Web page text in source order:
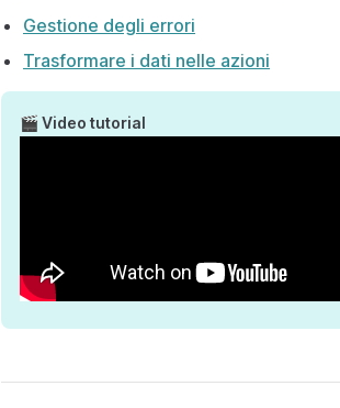
Gestione degli errori
Trasformare i dati nelle azioni
🎬 Video tutorial